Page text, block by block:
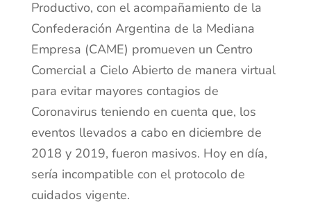
Productivo, con el acompañamiento de la
Confederación Argentina de la Mediana
Empresa (CAME) promueven un Centro
Comercial a Cielo Abierto de manera virtual
para evitar mayores contagios de
Coronavirus teniendo en cuenta que, los
eventos llevados a cabo en diciembre de
2018 y 2019, fueron masivos. Hoy en día,
sería incompatible con el protocolo de
cuidados vigente.